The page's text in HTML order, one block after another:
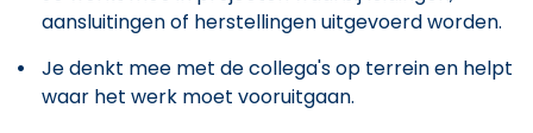
aansluitingen of herstellingen uitgevoerd worden.
Je denkt mee met de collega's op terrein en helpt
waar het werk moet vooruitgaan.